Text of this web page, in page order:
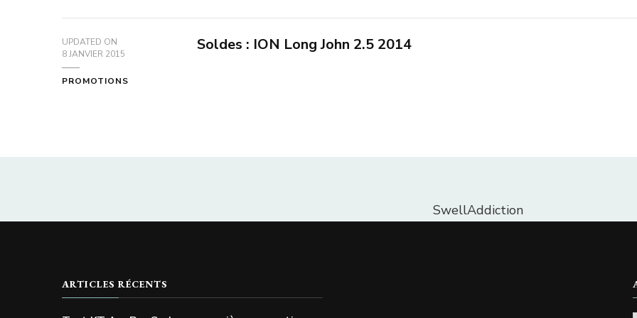
UPDATED ON
8 JANVIER 2015
PROMOTIONS
Soldes : ION Long John 2.5 2014
SwellAddiction
ARTICLES RÉCENTS